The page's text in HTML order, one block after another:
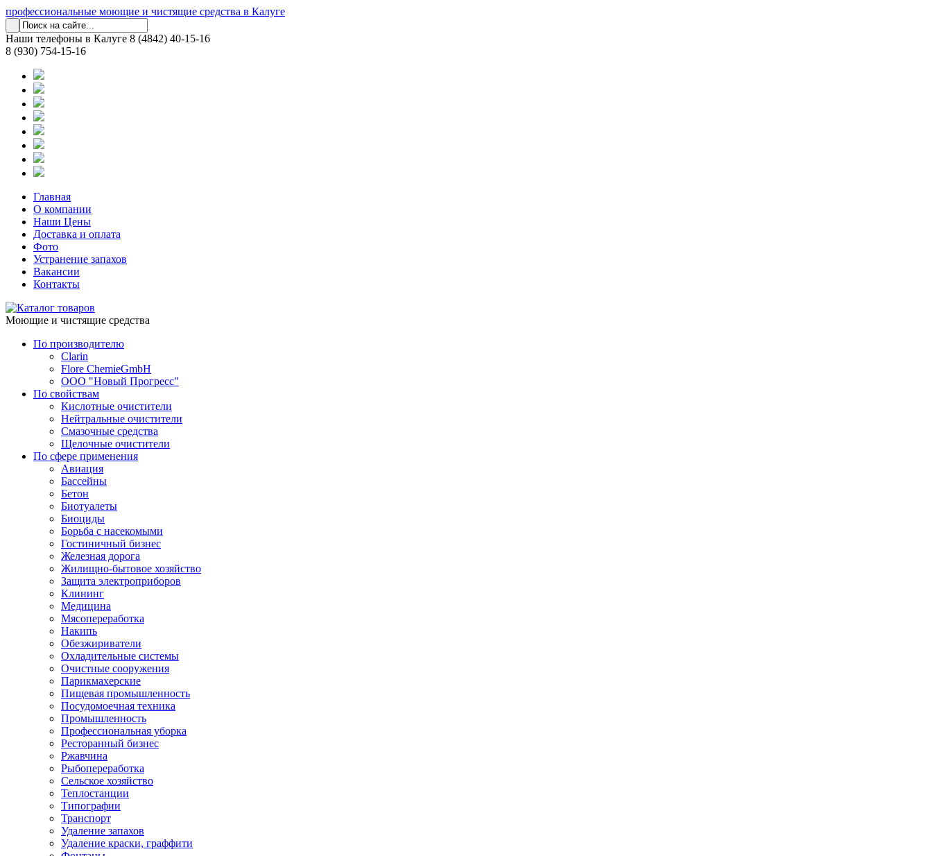
профессиональные моющие и чистящие средства в Калуге
Наши телефоны в Калуге 8 (4842) 40-15-16
8 (930) 754-15-16
Главная
О компании
Наши Цены
Доставка и оплата
Фото
Устранение запахов
Вакансии
Контакты
Моющие и чистящие средства
По производителю
Clarin
Flore ChemieGmbH
ООО "Новый Прогресс"
По свойствам
Кислотные очистители
Нейтральные очистители
Смазочные средства
Щелочные очистители
По сфере применения
Авиация
Бассейны
Бетон
Биотуалеты
Биоциды
Борьба с насекомыми
Гостиничный бизнес
Железная дорога
Жилищно-бытовое хозяйство
Защита электроприборов
Клининг
Медицина
Мясопереработка
Накипь
Обезжириватели
Охладительные системы
Очистные сооружения
Парикмахерские
Пищевая промышленность
Посудомоечная техника
Промышленность
Профессиональная уборка
Ресторанный бизнес
Ржавчина
Рыбопереработка
Сельское хозяйство
Теплостанции
Типографии
Транспорт
Удаление запахов
Удаление краски, граффити